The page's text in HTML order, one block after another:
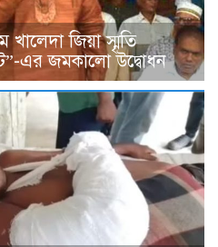
খালেদা জিয়া স্মৃতি
এর জমকালো উদ্বোধন